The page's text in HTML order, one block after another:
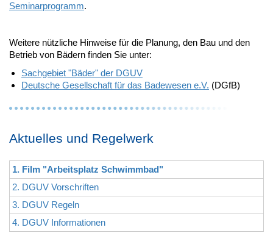
Seminarprogramm.
Weitere nützliche Hinweise für die Planung, den Bau und den
Betrieb von Bädern finden Sie unter:
Sachgebiet "Bäder" der DGUV
Deutsche Gesellschaft für das Badewesen e.V. (DGfB)
Aktuelles und Regelwerk
1. Film "Arbeitsplatz Schwimmbad"
2. DGUV Vorschriften
3. DGUV Regeln
4. DGUV Informationen